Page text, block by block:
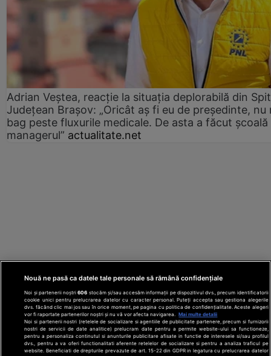
Adrian Veștea, reacție la situația deplorabilă din
Județean Brașov: „Oricât aș fi eu de președinte, nu
bag peste fluxurile medicale. De asta a făcut școală
managerul” actualitate.net
Din rețeaua Adevărul Holding:Adevarul.ro
Click.roClickPoftaBuna.roClickSanatate.ro
ClickPentruFemei.roDilemaVeche.ro
Nouă ne pasă ca datele tale personale să rămână confidențiale
Noi și partenerii noștri606 stocăm și/sau accesăm informații pe dispozitivul dvs., precum identificatorii
cookie unici pentru prelucrarea datelor cu caracter personal. Puteți accepta sau gestiona alegerile
dvs. făcând clic mai jos sau în orice moment, pe pagina cu politica de confidențialitate. Aceste alegeri
vor fi raportate partenerilor noștri și nu vă vor afecta navigarea.
Mai multe detalii
Noi si partenerii nostri (retelele de socializare si agentiile de publicitate partenere, precum si furnizorii
nostri de servicii de date analitice) prelucram date pentru a permite website-ului sa functioneze,
pentru a personaliza continutul si anunturile publicitare afisate in functie de interesele si/sau profilul
dvs., pentru a va oferi functionalitati aferente retelelor de socializare si pentru a analiza traficul pe
website. Beneficiati de drepturile prevazute de art. 15-22 din GDPR in legatura cu prelucrarea datelor